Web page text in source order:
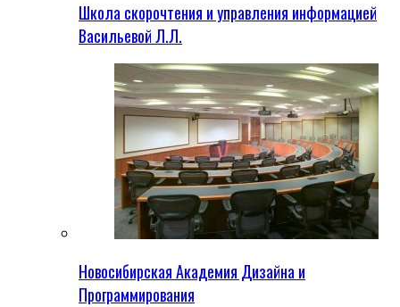
Школа скорочтения и управления информацией
Васильевой Л.Л.
Новосибирская Академия Дизайна и
Программирования